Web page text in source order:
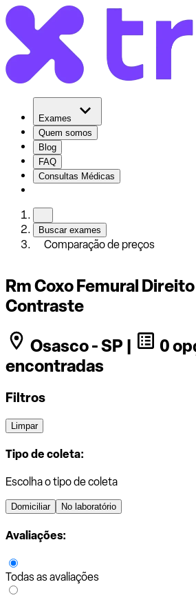
Exames
Quem somos
Blog
FAQ
Consultas Médicas
Buscar exames
Comparação de preços
Rm Coxo Femural
Contraste
Osasco - SP |
0
encontradas
Filtros
Limpar
Tipo de coleta:
Escolha o tipo de coleta
Domiciliar No laboratório
Avaliações:
Todas as avaliações